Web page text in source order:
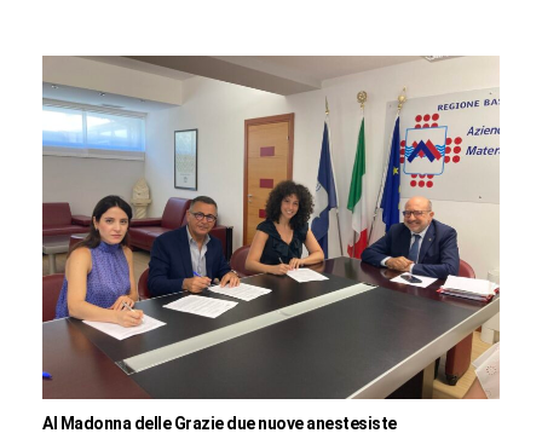
Al Madonna delle Grazie due nuove anestesiste